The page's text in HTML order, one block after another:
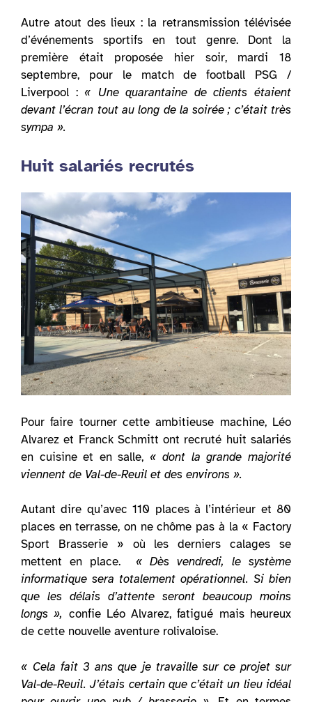
Autre atout des lieux : la retransmission télévisée
d’événements sportifs en tout genre. Dont la
première était proposée hier soir, mardi 18
septembre, pour le match de football PSG /
Liverpool : « Une quarantaine de clients étaient
devant l’écran tout au long de la soirée ; c’était très
sympa ».
Huit salariés recrutés
Pour faire tourner cette ambitieuse machine, Léo
Alvarez et Franck Schmitt ont recruté huit salariés
en cuisine et en salle, « dont la grande majorité
viennent de Val-de-Reuil et des environs ».
Autant dire qu’avec 110 places à l’intérieur et 80
places en terrasse, on ne chôme pas à la « Factory
Sport Brasserie » où les derniers calages se
mettent en place. « Dès vendredi, le système
informatique sera totalement opérationnel. Si bien
que les délais d’attente seront beaucoup moins
longs », confie Léo Alvarez, fatigué mais heureux
de cette nouvelle aventure rolivaloise.
« Cela fait 3 ans que je travaille sur ce projet sur
Val-de-Reuil. J’étais certain que c’était un lieu idéal